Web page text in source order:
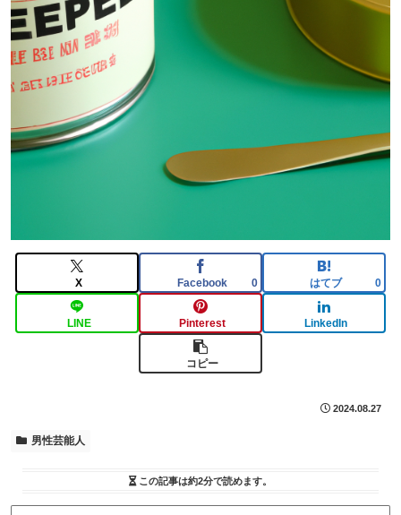
X Facebook 0 はてブ 0
LINE Pinterest LinkedIn
コピー
2024.08.27
男性芸能人
この記事は約2分で読めます。